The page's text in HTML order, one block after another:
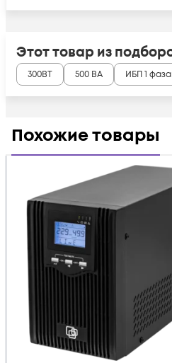
Этот товар из
300ВТ 500 ВА ИБП 1 фаза
Похожие товары